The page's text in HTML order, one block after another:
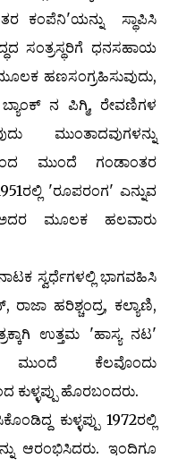
ಕಂಪೆನಿ'ಯನ್ನು ಸ್ಥಾಪಿಸಿ
ಸಂತ್ರಸ್ಥರಿಗೆ ಧನಸಹಾಯ
ಹಣಸಂಗ್ರಹಿಸುವುದು,
ನ ಪಿಗ್ಮಿ, ರೇವಣಿಗಳ
ಮುಂತಾದವುಗಳನ್ನು
ಮುಂದೆ ಗಂಡಾಂತರ
'ರೂಪರಂಗ' ಎನ್ನುವ
ಮೂಲಕ ಹಲವಾರು
ಸ್ವರ್ಧೆಗಳಲ್ಲಿ ಭಾಗವಹಿಸಿ
ರಾಜಾ ಹರಿಶ್ಚಂದ್ರ, ಕಲ್ಯಾಣಿ,
ಉತ್ತಮ 'ಹಾಸ್ಯ ನಟ'
ಮುಂದೆ ಕೆಲವೊಂದು
ಹೊರಬಂದರು.
ಕುಳ್ಳಪ್ಪು 1972ರಲ್ಲಿ
ಆರಂಭಿಸಿದರು. ಇಂದಿಗೂ